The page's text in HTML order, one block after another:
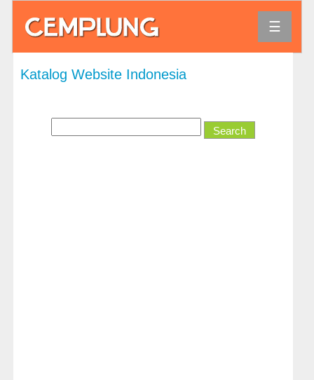
Agama
Keuangan
☰
Katalog Website Indonesia